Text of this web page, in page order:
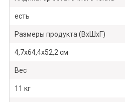
есть
Размеры продукта (ВхШхГ)
4,7х64,4х52,2 см
Вес
11 кг